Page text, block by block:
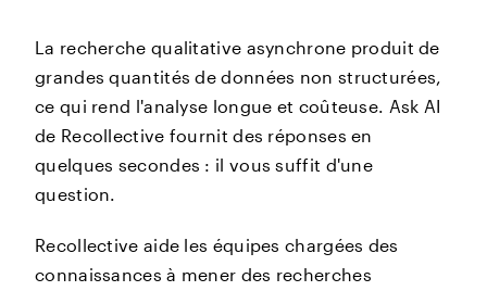
La recherche qualitative asynchrone produit de
grandes quantités de données non structurées,
ce qui rend l'analyse longue et coûteuse. Ask AI
de Recollective fournit des réponses en
quelques secondes : il vous suffit d'une
question.
Recollective aide les équipes chargées des
connaissances à mener des recherches